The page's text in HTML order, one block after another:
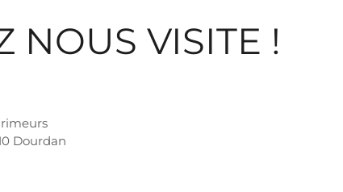
NOUS VISITE !
Dourdan